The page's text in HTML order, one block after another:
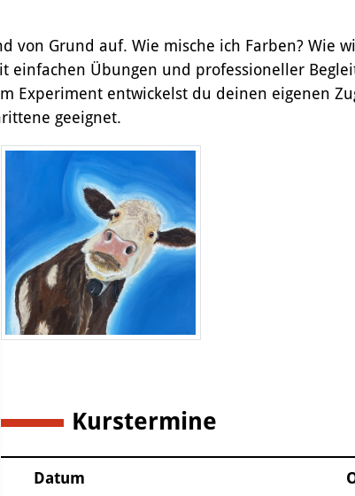
und Chronik
Miteinander an der Kunstschule
Kunstschulgebäude
und Kooperationspartner
| Öffnungszeiten
von Grund auf. Wie mische ich Farben? Wie
einfachen Übungen und professioneller
Experiment entwickelst du deinen eigenen
geeignet.
Kurstermine
Datum